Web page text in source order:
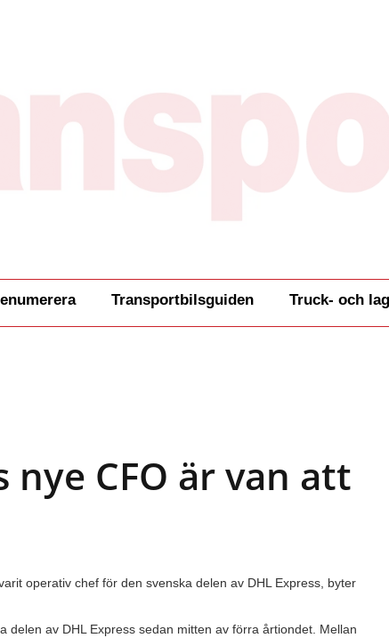
Transportbilsguiden Truck- och
nye CFO är van att
operativ chef för den svenska delen av DHL Express, byter
delen av DHL Express sedan mitten av förra årtiondet. Mellan